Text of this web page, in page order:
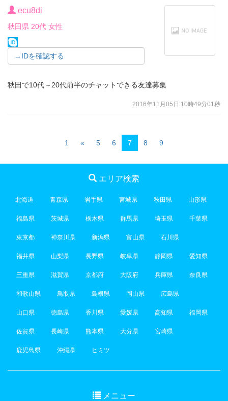
ecu8di
秋田県 20代 女性
→IDを確認する
秋田で10代～20代前半のチャットできる友達募集
2016年11月05日 10時49分01秒
1 « 5 6 7 8 9
エリア検索
北海道 青森県 岩手県 宮城県 秋田県 山形県
福島県 茨城県 栃木県 群馬県 埼玉県 千葉県
東京都 神奈川県 新潟県 富山県 石川県
福井県 山梨県 長野県 岐阜県 静岡県 愛知県
三重県 滋賀県 京都府 大阪府 兵庫県 奈良県
和歌山県 鳥取県 島根県 岡山県 広島県
山口県 徳島県 香川県 愛媛県 高知県 福岡県
佐賀県 長崎県 熊本県 大分県 宮崎県
鹿児島県 沖縄県 ヒミツ
メニュー